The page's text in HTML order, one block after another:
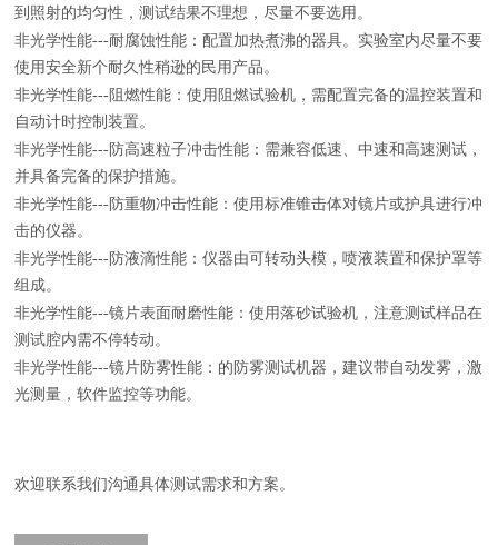
到照射的均匀性，测试结果不理想，尽量不要选用。
非光学性能---耐腐蚀性能：配置加热煮沸的器具。实验室内尽量不要
使用安全新个耐久性稍逊的民用产品。
非光学性能---阻燃性能：使用阻燃试验机，需配置完备的温控装置和
自动计时控制装置。
非光学性能---防高速粒子冲击性能：需兼容低速、中速和高速测试，
并具备完备的保护措施。
非光学性能---防重物冲击性能：使用标准锥击体对镜片或护具进行冲
击的仪器。
非光学性能---防液滴性能：仪器由可转动头模，喷液装置和保护罩等
组成。
非光学性能---镜片表面耐磨性能：使用落砂试验机，注意测试样品在
测试腔内需不停转动。
非光学性能---镜片防雾性能：的防雾测试机器，建议带自动发雾，激
光测量，软件监控等功能。
欢迎联系我们沟通具体测试需求和方案。